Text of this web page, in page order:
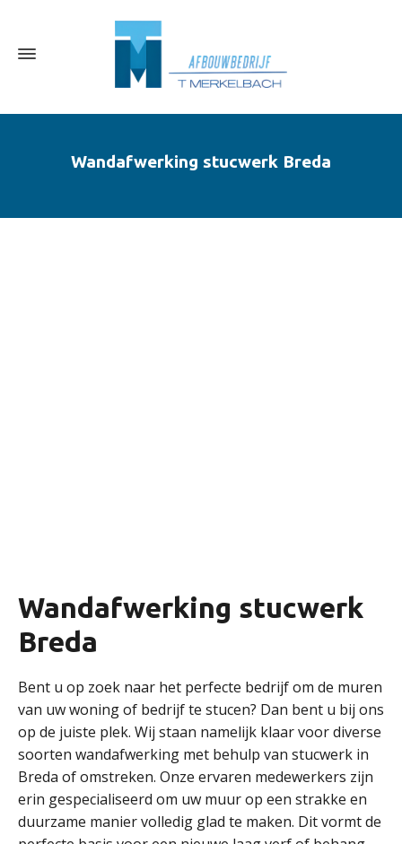
Wandafwerking stucwerk Breda
Wandafwerking stucwerk
Breda
Bent u op zoek naar het perfecte bedrijf om de muren
van uw woning of bedrijf te stucen? Dan bent u bij ons
op de juiste plek. Wij staan namelijk klaar voor diverse
soorten wandafwerking met behulp van stucwerk in
Breda of omstreken. Onze ervaren medewerkers zijn
erin gespecialiseerd om uw muur op een strakke en
duurzame manier volledig glad te maken. Dit vormt de